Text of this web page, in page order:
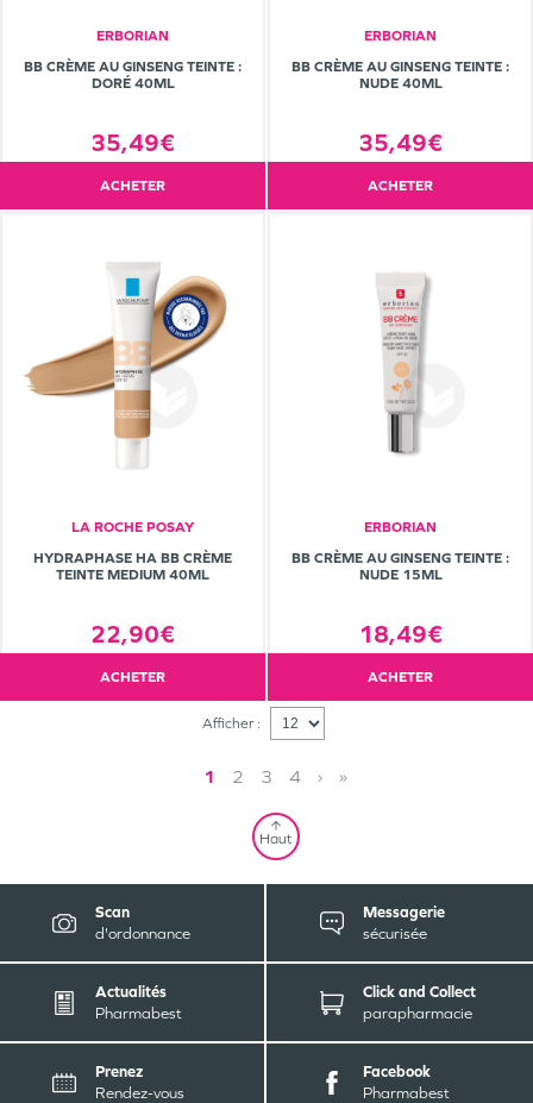
ERBORIAN
BB CRÈME AU GINSENG TEINTE :
DORÉ 40ML
35,49€
ACHETER
ERBORIAN
BB CRÈME AU GINSENG TEINTE :
NUDE 40ML
35,49€
ACHETER
LA ROCHE POSAY
HYDRAPHASE HA BB CRÈME
TEINTE MEDIUM 40ML
22,90€
ACHETER
ERBORIAN
BB CRÈME AU GINSENG TEINTE :
NUDE 15ML
18,49€
ACHETER
Afficher :
1 2 3 4 › »
Haut
Scan
d'ordonnance
Messagerie
sécurisée
Actualités
Pharmabest
Click and Collect
parapharmacie
Prenez
Rendez-vous
Facebook
Pharmabest